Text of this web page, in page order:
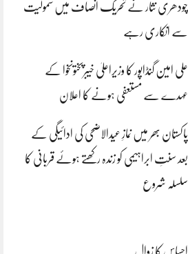
چودھری نثار نے تحریک انصاف میں شمولیت
سے انکاری رہے
علی امین گنڈاپور کا وزیراعلیٰ خیبرپختونخوا کے
عہدے سے مستعفی ہونے کا اعلان
پاکستان بھر میں نمازِ عیدالاضحی کی ادائیگی کے
بعد سنتِ ابراہیمی کو زندہ رکھتے ہوئے قربانی کا
سلسلہ شروع
احساس کا زوال